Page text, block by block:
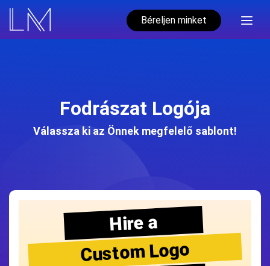
Béreljen minket
Fodrászat Logója
Válassza ki az Önnek megfelelő sablont!
Hire a
Custom Logo